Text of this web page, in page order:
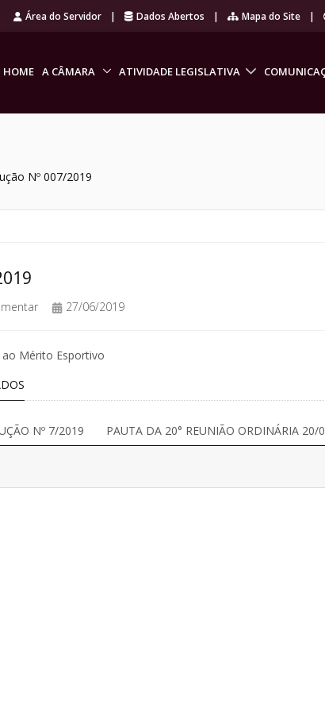
Área do Servidor | Dados Abertos | Mapa do Site |
HOME A CÂMARA ATIVIDADE LEGISLATIVA
Nº 007/2019
27/06/2019
Mérito Esportivo
Nº 7/2019 PAUTA DA 20° REUNIÃO ORDINÁRIA 20/